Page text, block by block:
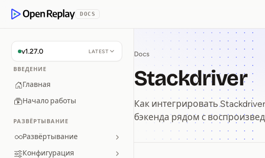
OpenReplay
DOCS
v1.27.0 LATEST
ВВЕДЕНИЕ
Главная
Начало работы
РАЗВЁРТЫВАНИЕ
Развёртывание
Конфигурация
Docs
Stackdriver
Как интегрировать
бэкенда рядом с